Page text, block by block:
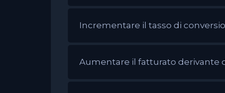
Incrementare il tasso di
Aumentare il fatturato derivante